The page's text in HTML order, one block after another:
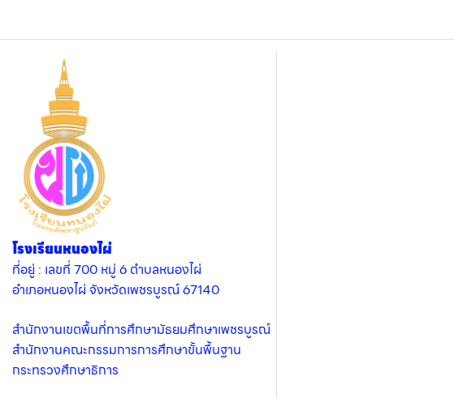
โรงเรียนหนองไผ่
ที่อยู่ : เลขที่ 700 หมู่ 6 ตำบลหนองไผ่
อำเภอหนองไผ่ จังหวัดเพชรบูรณ์ 67140
สำนักงานเขตพื้นที่การศึกษามัธยมศึกษาเพชรบูรณ์
สำนักงานคณะกรรมการการศึกษาขั้นพื้นฐาน
กระทรวงศึกษาธิการ